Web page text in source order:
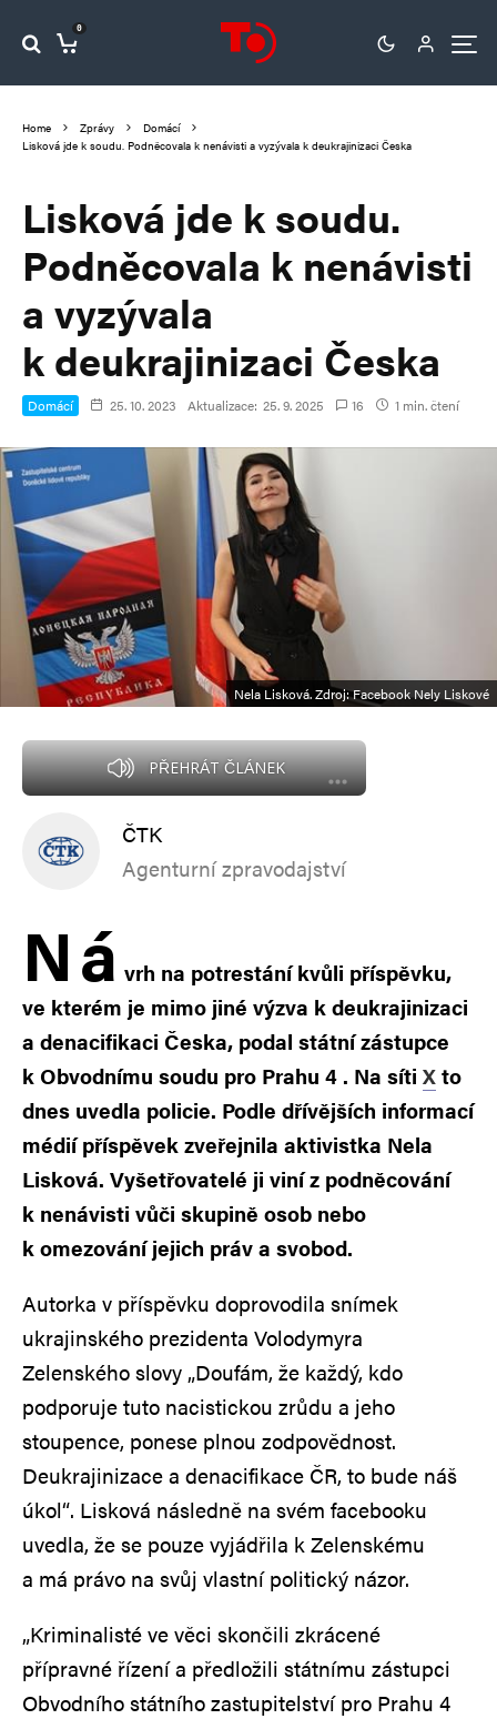
0
Home Zprávy
Domácí
Lisková jde k soudu. Podněcovala k nenávisti a vyzývala k deukrajinizaci Česka
Lisková jde k soudu.
Podněcovala k nenávisti
a vyzývala
k deukrajinizaci Česka
Domácí 25. 10. 2023 Aktualizace: 25. 9. 2025 16 1 min. čtení
Nela Lisková. Zdroj: Facebook Nely Liskové
PŘEHRÁT ČLÁNEK
ČTK
Agenturní zpravodajství
Ná vrh na potrestání kvůli příspěvku,
ve kterém je mimo jiné výzva k deukrajinizaci
a denacifikaci Česka, podal státní zástupce
k Obvodnímu soudu pro Prahu 4 . Na síti Xto
dnes uvedla policie. Podle dřívějších informací
médií příspěvek zveřejnila aktivistka Nela
Lisková. Vyšetřovatelé ji viní z podněcování
k nenávisti vůči skupině osob nebo
k omezování jejich práv a svobod.
Autorka v příspěvku doprovodila snímek
ukrajinského prezidenta Volodymyra
Zelenského slovy „Doufám, že každý, kdo
podporuje tuto nacistickou zrůdu a jeho
stoupence, ponese plnou zodpovědnost.
Deukrajinizace a denacifikace ČR, to bude náš
úkol“. Lisková následně na svém facebooku
uvedla, že se pouze vyjádřila k Zelenskému
a má právo na svůj vlastní politický názor.
„Kriminalisté ve věci skončili zkrácené
přípravné řízení a předložili státnímu zástupci
Obvodního státního zastupitelství pro Prahu 4